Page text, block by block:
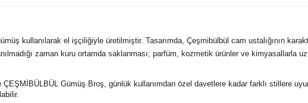
kullanılarak el işçiliğiyle üretilmiştir. Tasarımda, Çeşmibülbül cam ustalığının
zaman kuru ortamda saklanması; parfüm, kozmetik ürünler ve kimyasallarla
ÇEŞMİBÜLBÜL Gümüş Broş, günlük kullanımdan özel davetlere kadar farklı stillere